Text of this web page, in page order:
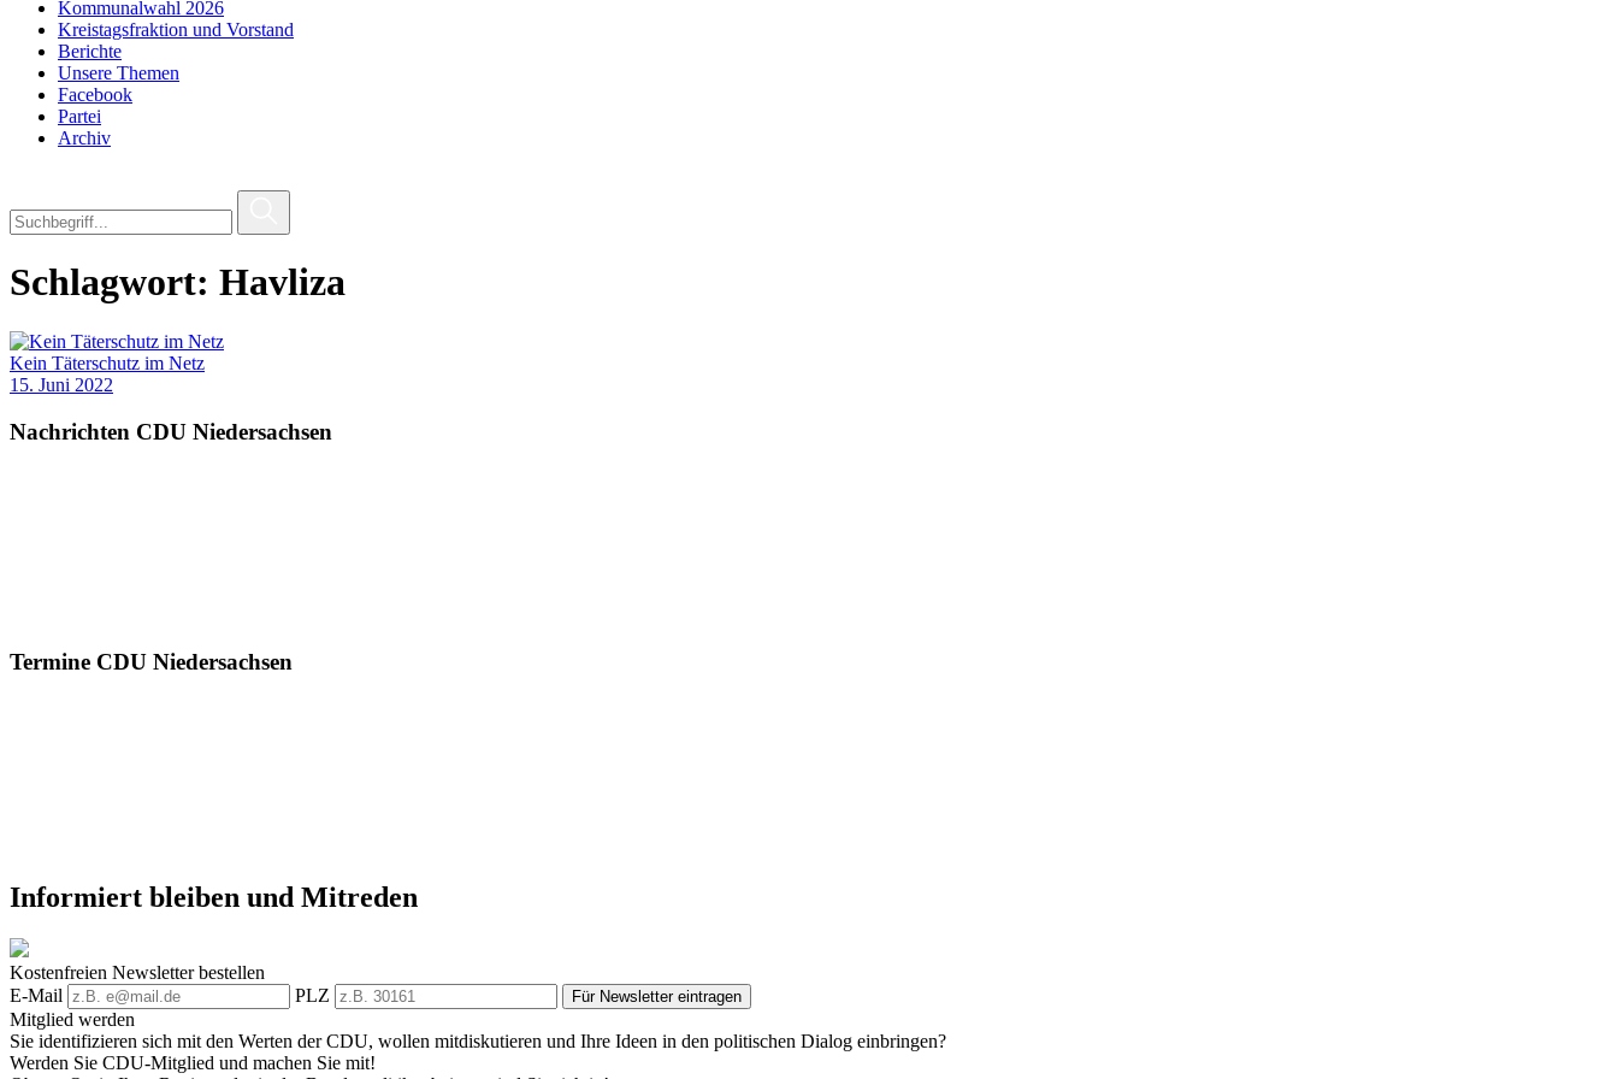
Kommunalwahl 2026
Kreistagsfraktion und Vorstand
Berichte
Unsere Themen
Facebook
Partei
Archiv
Schlagwort: Havliza
Kein Täterschutz im Netz
15. Juni 2022
Nachrichten CDU Niedersachsen
Termine CDU Niedersachsen
Informiert bleiben und Mitreden
Kostenfreien Newsletter bestellen
E-Mail
PLZ Für Newsletter eintragen
Mitglied werden
Sie identifizieren sich mit den Werten der CDU, wollen mitdiskutieren und Ihre Ideen in den politischen Dialog einbringen?
Werden Sie CDU-Mitglied und machen Sie mit!